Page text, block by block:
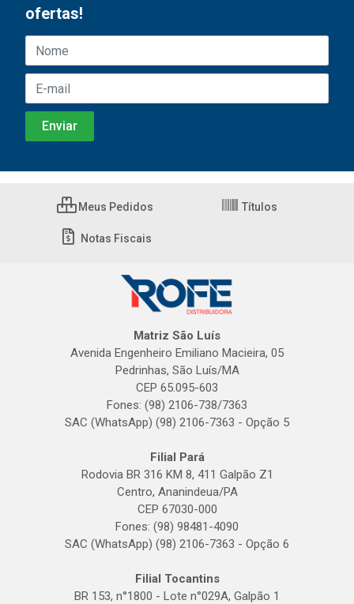
ofertas!
Meus Pedidos Títulos
Notas Fiscais
Matriz São Luís
Avenida Engenheiro Emiliano Macieira, 05
Pedrinhas, São Luís/MA
CEP 65.095-603
Fones: (98) 2106-738/7363
SAC (WhatsApp) (98) 2106-7363 - Opção 5
Filial Pará
Rodovia BR 316 KM 8, 411 Galpão Z1
Centro, Ananindeua/PA
CEP 67030-000
Fones: (98) 98481-4090
SAC (WhatsApp) (98) 2106-7363 - Opção 6
Filial Tocantins
BR 153, n°1800 - Lote n°029A, Galpão 1